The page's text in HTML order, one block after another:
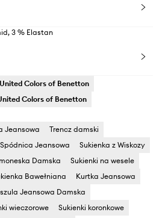
3 % Elastan
Colors of Benetton
Colors of Benetton
Jeansowa
Trencz damski
Spódnica Jeansowa
Sukienka z Wiskozy
Damska
Sukienki na wesele
Bawełniana
Kurtka Jeansowa
Jeansowa Damska
wieczorowe
Sukienki koronkowe